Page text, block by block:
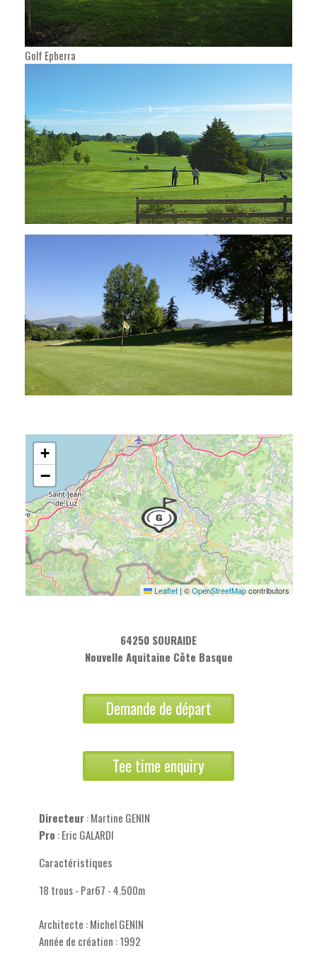
Golf Epherra
+
−
Leaflet | ©OpenStreetMapcontributors
64250 SOURAIDE
Nouvelle Aquitaine Côte Basque
Demande de départ
Tee time enquiry
Directeur: Martine GENIN
Pro : Eric GALARDI
Caractéristiques
18 trous - Par67 - 4.500m
Architecte : Michel GENIN
Année de création : 1992